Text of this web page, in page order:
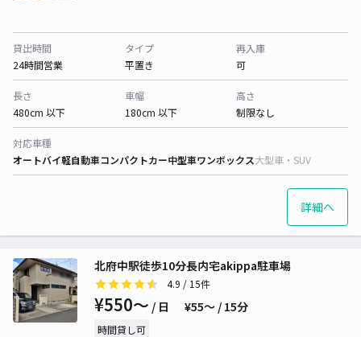
貸出時間
24時間営業
タイプ
平置き
再入庫
可
長さ
480cm 以下
車幅
180cm 以下
高さ
制限なし
対応車種
オートバイ軽自動車コンパクトカー中型車ワンボックス大型車・SUV
詳細へ
北府中駅徒歩10分長内宅akippa駐車場
4.9 / 15件
¥550〜 / 日 ¥55〜 / 15分
時間貸し可